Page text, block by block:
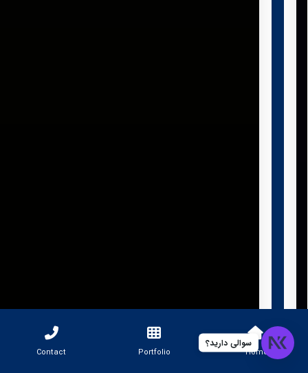
Home
Portfolio
Contact
سوالی دارید؟